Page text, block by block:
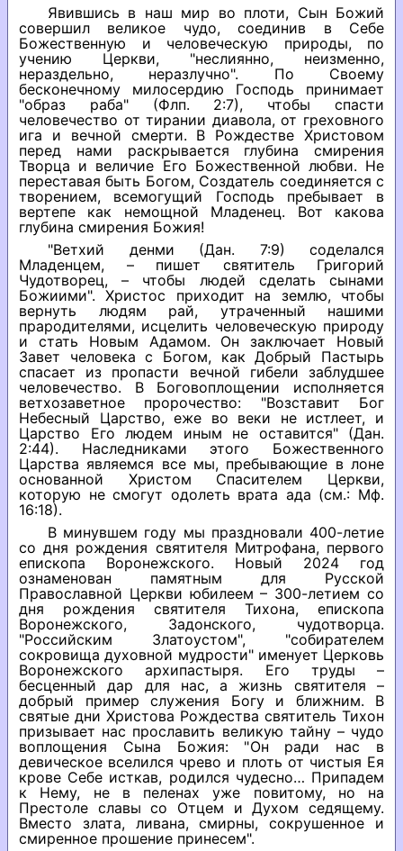
Явившись в наш мир во плоти, Сын Божий
совершил великое чудо, соединив в Себе
Божественную и человеческую природы, по
учению Церкви, "неслиянно, неизменно,
нераздельно, неразлучно". По Своему
бесконечному милосердию Господь принимает
"образ раба" (Флп. 2:7), чтобы спасти
человечество от тирании диавола, от греховного
ига и вечной смерти. В Рождестве Христовом
перед нами раскрывается глубина смирения
Творца и величие Его Божественной любви. Не
переставая быть Богом, Создатель соединяется с
творением, всемогущий Господь пребывает в
вертепе как немощной Младенец. Вот какова
глубина смирения Божия!
"Ветхий денми (Дан. 7:9) соделался
Младенцем, – пишет святитель Григорий
Чудотворец, – чтобы людей сделать сынами
Божиими". Христос приходит на землю, чтобы
вернуть людям рай, утраченный нашими
прародителями, исцелить человеческую природу
и стать Новым Адамом. Он заключает Новый
Завет человека с Богом, как Добрый Пастырь
спасает из пропасти вечной гибели заблудшее
человечество. В Боговоплощении исполняется
ветхозаветное пророчество: "Возставит Бог
Небесный Царство, еже во веки не истлеет, и
Царство Его людем иным не оставится" (Дан.
2:44). Наследниками этого Божественного
Царства являемся все мы, пребывающие в лоне
основанной Христом Спасителем Церкви,
которую не смогут одолеть врата ада (см.: Мф.
16:18).
В минувшем году мы праздновали 400-летие
со дня рождения святителя Митрофана, первого
епископа Воронежского. Новый 2024 год
ознаменован памятным для Русской
Православной Церкви юбилеем – 300-летием со
дня рождения святителя Тихона, епископа
Воронежского, Задонского, чудотворца.
"Российским Златоустом", "собирателем
сокровища духовной мудрости" именует Церковь
Воронежского архипастыря. Его труды –
бесценный дар для нас, а жизнь святителя –
добрый пример служения Богу и ближним. В
святые дни Христова Рождества святитель Тихон
призывает нас прославить великую тайну – чудо
воплощения Сына Божия: "Он ради нас в
девическое вселился чрево и плоть от чистыя Ея
крове Себе исткав, родился чудесно… Припадем
к Нему, не в пеленах уже повитому, но на
Престоле славы со Отцем и Духом седящему.
Вместо злата, ливана, смирны, сокрушенное и
смиренное прошение принесем".